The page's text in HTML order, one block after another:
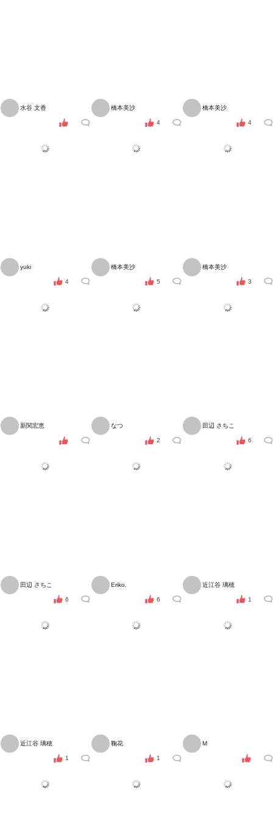
水谷 文香 橋本美沙
4
橋本美沙
4
yuki
4
橋本美沙
5
橋本美沙
3
新関宏恵 なつ
2
田辺 さちこ
6
田辺 さちこ
6
Eriko.
6
近江谷 璃穂
1
近江谷 璃穂
1
鞠花
1
M